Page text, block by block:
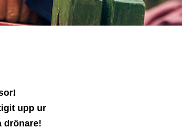
upp ur
drönare!